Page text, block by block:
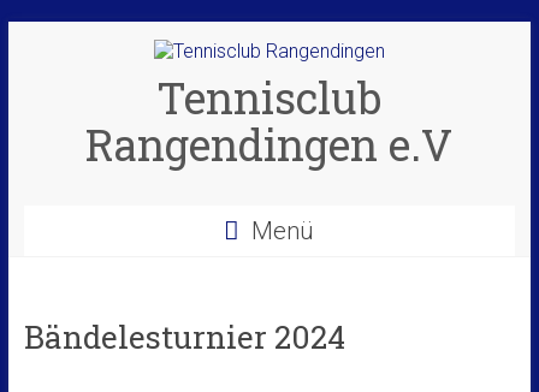
Tennisclub
Rangendingen e.V
Menü
Bändelesturnier 2024